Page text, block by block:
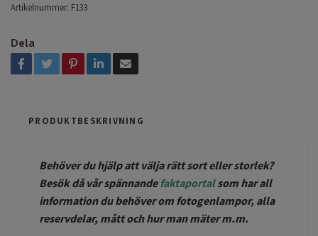
Artikelnummer: F133
Dela
PRODUKTBESKRIVNING
Behöver du hjälp att välja rätt sort eller storlek?
Besök då vår spännande faktaportalsom har all
information du behöver om fotogenlampor, alla
reservdelar, mått och hur man mäter m.m.